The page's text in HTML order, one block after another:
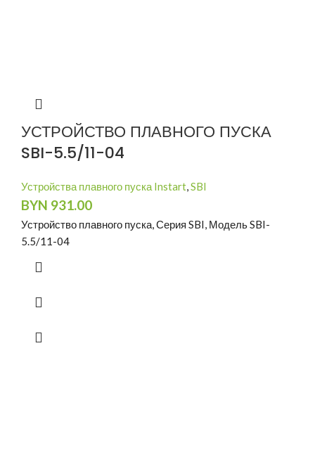
УСТРОЙСТВО ПЛАВНОГО ПУСКА
SBI-5.5/11-04
Устройства плавного пуска Instart,SBI
BYN 931.00
Устройство плавного пуска, Серия SBI, Модель SBI-
5.5/11-04